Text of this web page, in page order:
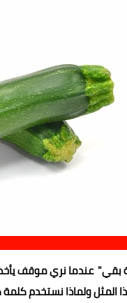
عندما نري موقف يأخذ
ولماذا نستخدم كلمة